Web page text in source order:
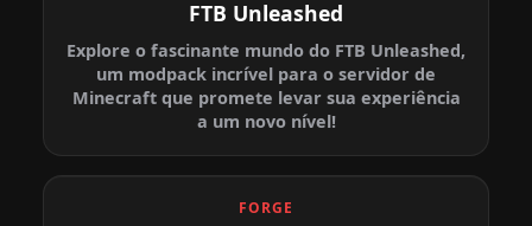
FTB Unleashed
Explore o fascinante mundo do FTB Unleashed,
um modpack incrível para o servidor de
Minecraft que promete levar sua experiência
a um novo nível!
FORGE